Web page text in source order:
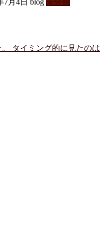
タイミング的に見たのは